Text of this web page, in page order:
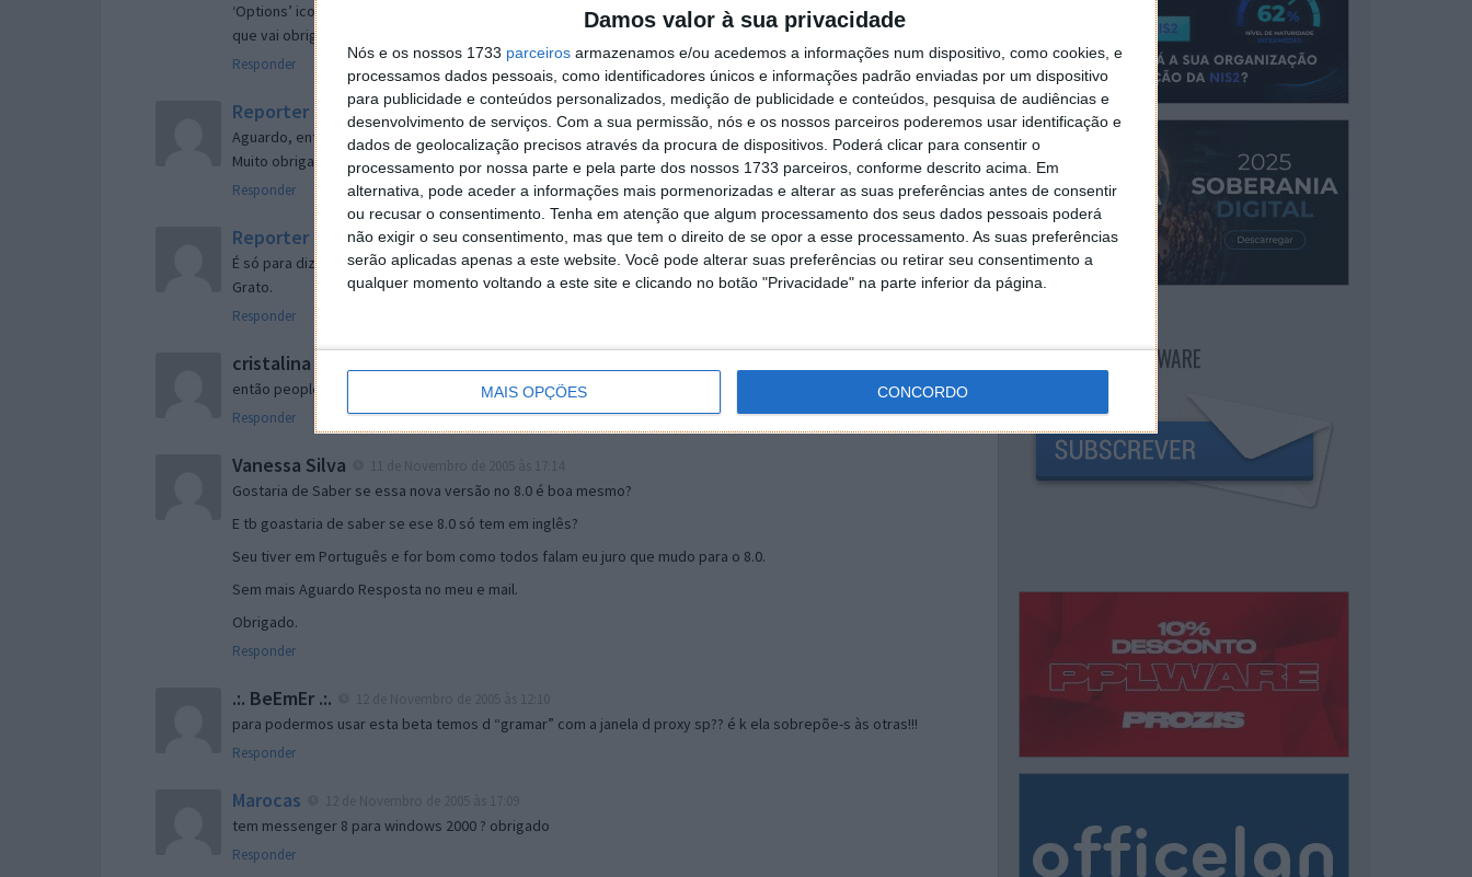
Damos valor à sua privacidade
Nós e os nossos 1733 parceiros armazenamos e/ou acedemos a informações num dispositivo, como cookies, e
processamos dados pessoais, como identificadores únicos e informações padrão enviadas por um dispositivo
para publicidade e conteúdos personalizados, medição de publicidade e conteúdos, pesquisa de audiências e
desenvolvimento de serviços. Com a sua permissão, nós e os nossos parceiros poderemos usar identificação e
dados de geolocalização precisos através da procura de dispositivos. Poderá clicar para consentir o
processamento por nossa parte e pela parte dos nossos 1733 parceiros, conforme descrito acima. Em
alternativa, pode aceder a informações mais pormenorizadas e alterar as suas preferências antes de consentir
ou recusar o consentimento. Tenha em atenção que algum processamento dos seus dados pessoais poderá
não exigir o seu consentimento, mas que tem o direito de se opor a esse processamento. As suas preferências
serão aplicadas apenas a este website. Você pode alterar suas preferências ou retirar seu consentimento a
qualquer momento voltando a este site e clicando no botão "Privacidade" na parte inferior da página.
MAIS OPÇÕES CONCORDO
‘Options’ icon geral da então janela aberta e logo perto do fim encontras um local para colocares um visto
que vai obrigar o Firefox a verificar se este é o browser predefinido.
Responder
Reporter 7 de Novembro de 2005 às 12:57
Aguardo, então, o e-mail, Vitor.
Muito obrigado.
Responder
Reporter 7 de Novembro de 2005 às 19:51
É só para dizer que ainda não me chegou mail algum.
Grato.
Responder
cristalina
então people
Responder
Vanessa Silva
Gostaria de Saber se essa nova versão no 8.0 é boa mesmo?
E tb goastaria de saber se ese 8.0 só tem em inglês?
Seu tiver em Português e for bom como todos falam eu juro que mudo para o 8.0.
Sem mais Aguardo Resposta no meu e mail.
Obrigado.
Responder
.:. BeEmEr .:.
para podermos usar esta beta temos d “gramar” com a janela d proxy sp?? é k ela sobrepõe-s às otras!!!
Responder
Marocas
tem messenger 8 para windows 2000 ? obrigado
Responder
NEWSLETTER PPLWARE